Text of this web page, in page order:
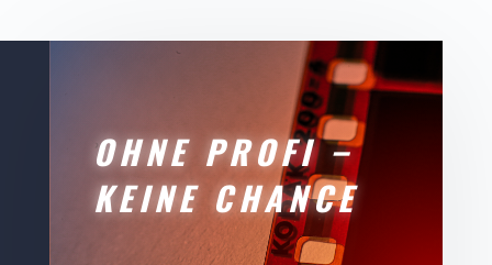
OHNE PROFI –
KEINE CHANCE